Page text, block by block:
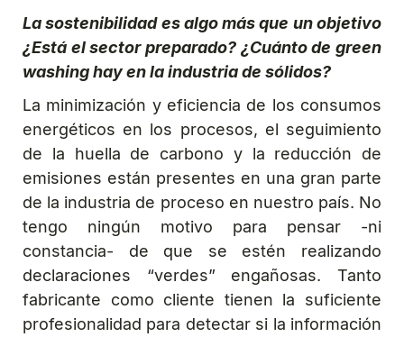
La sostenibilidad es algo más que un objetivo
¿Está el sector preparado? ¿Cuánto de green
washing hay en la industria de sólidos?
La minimización y eficiencia de los consumos
energéticos en los procesos, el seguimiento
de la huella de carbono y la reducción de
emisiones están presentes en una gran parte
de la industria de proceso en nuestro país. No
tengo ningún motivo para pensar -ni
constancia- de que se estén realizando
declaraciones “verdes” engañosas. Tanto
fabricante como cliente tienen la suficiente
profesionalidad para detectar si la información